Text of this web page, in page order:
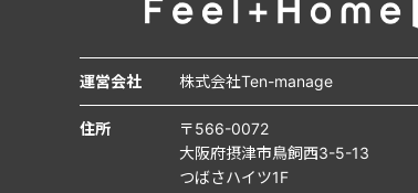
運営会社 株式会社Ten-manage
住所
〒566-0072
大阪府摂津市鳥飼西3-5-13
つばさハイツ1F